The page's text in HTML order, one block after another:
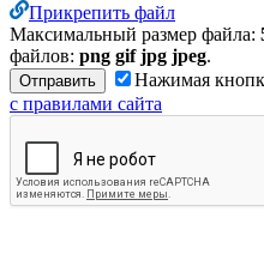
Прикрепить файл
Максимальный размер файла:
файлов: png gif jpg jpeg.
Нажимая
с правилами сайта